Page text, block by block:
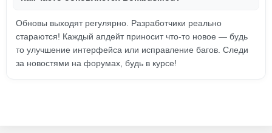
Обновы выходят регулярно. Разработчики реально
стараются! Каждый апдейт приносит что-то новое — будь
то улучшение интерфейса или исправление багов. Следи
за новостями на форумах, будь в курсе!